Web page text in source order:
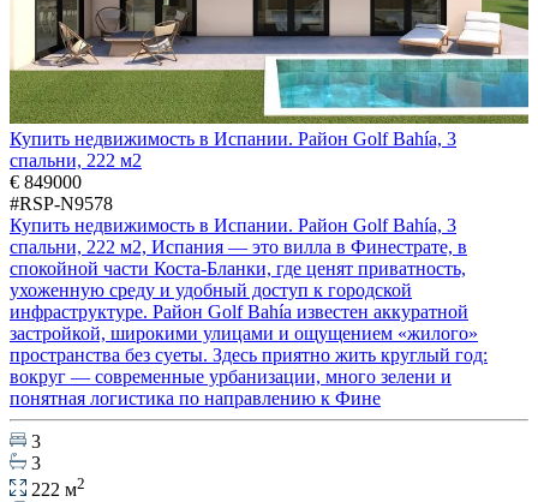
Купить недвижимость в Испании. Район Golf Bahía, 3
спальни, 222 м2
€ 849000
#RSP-N9578
Купить недвижимость в Испании. Район Golf Bahía, 3
спальни, 222 м2, Испания — это вилла в Финестрате, в
спокойной части Коста-Бланки, где ценят приватность,
ухоженную среду и удобный доступ к городской
инфраструктуре. Район Golf Bahía известен аккуратной
застройкой, широкими улицами и ощущением «жилого»
пространства без суеты. Здесь приятно жить круглый год:
вокруг — современные урбанизации, много зелени и
понятная логистика по направлению к Фине
3
3
222 м2